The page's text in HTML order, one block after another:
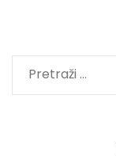
Pretraži: